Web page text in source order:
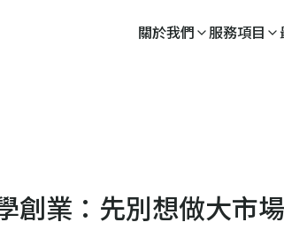
關於我們 服務項目
創業：先別想做大市